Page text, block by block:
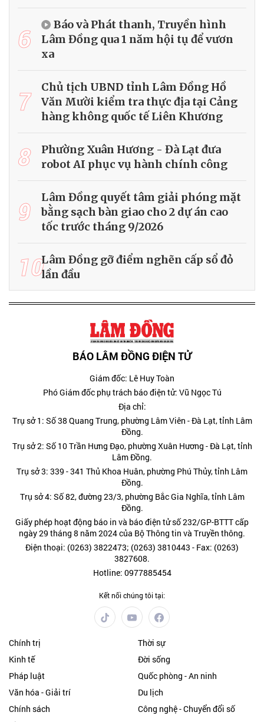
6
Báo và Phát thanh, Truyền hình
Lâm Đồng qua 1 năm hội tụ để vươn
xa
7
Chủ tịch UBND tỉnh Lâm Đồng Hồ
Văn Mười kiểm tra thực địa tại Cảng
hàng không quốc tế Liên Khương
8
Phường Xuân Hương - Đà Lạt đưa
robot AI phục vụ hành chính công
9
Lâm Đồng quyết tâm giải phóng mặt
bằng sạch bàn giao cho 2 dự án cao
tốc trước tháng 9/2026
10Lâm Đồng gỡ điểm nghẽn cấp sổ đỏ
lần đầu
BÁO LÂM ĐỒNG ĐIỆN TỬ
Giám đốc: Lê Huy Toàn
Phó Giám đốc phụ trách báo điện tử: Vũ Ngọc Tú
Địa chỉ:
Trụ sở 1: Số 38 Quang Trung, phường Lâm Viên - Đà Lạt, tỉnh Lâm
Đồng.
Trụ sở 2: Số 10 Trần Hưng Đạo, phường Xuân Hương - Đà Lạt, tỉnh
Lâm Đồng.
Trụ sở 3: 339 - 341 Thủ Khoa Huân, phường Phú Thủy, tỉnh Lâm
Đồng.
Trụ sở 4: Số 82, đường 23/3, phường Bắc Gia Nghĩa, tỉnh Lâm
Đồng.
Giấy phép hoạt động báo in và báo điện tử số 232/GP-BTTT cấp
ngày 29 tháng 8 năm 2024 của Bộ Thông tin và Truyền thông.
Điện thoại: (0263) 3822473; (0263) 3810443 - Fax: (0263)
3827608.
Hotline: 0977885454
Kết nối chúng tôi tại:
Chính trị
Thời sự
Kinh tế
Đời sống
Pháp luật
Quốc phòng - An ninh
Văn hóa - Giải trí
Du lịch
Chính sách
Công nghệ - Chuyển đổi số